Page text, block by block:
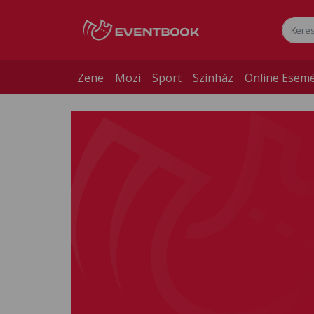
Zene Mozi Sport Színház Online